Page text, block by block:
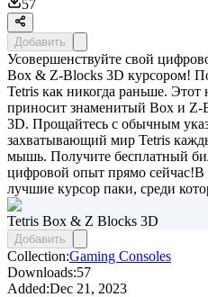
57
Добавить
Усовершенствуйте свой
Box & Z-Blocks 3D курсором!
Tetris как никогда раньше. Этот
приносит знаменитый Box и
3D. Прощайтесь с обычным
захватывающий мир Tetris
мышь. Получите бесплатный
цифровой опыт прямо сейчас!В
лучшие курсор паки, среди
Tetris Box & Z Blocks 3D
Добавить
Collection:Gaming Consoles
Downloads:57
Added:Dec 21, 2023